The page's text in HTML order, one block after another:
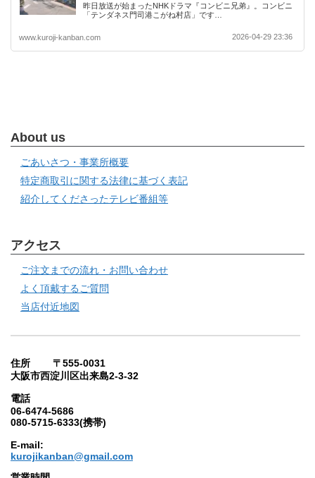
昨日放送が始まったNHKドラマ『コンビニ兄弟』。コンビニ
「テンダネス門司港こがね村店」です…
www.kuroji-kanban.com 2026-04-29 23:36
About us
ごあいさつ・事業所概要
特定商取引に関する法律に基づく表記
紹介してくださったテレビ番組等
アクセス
ご注文までの流れ・お問い合わせ
よく頂戴するご質問
当店付近地図
住所 〒555-0031
大阪市西淀川区出来島2-3-32
電話
06-6474-5686
080-5715-6333(携帯)
E-mail:
kurojikanban@gmail.com